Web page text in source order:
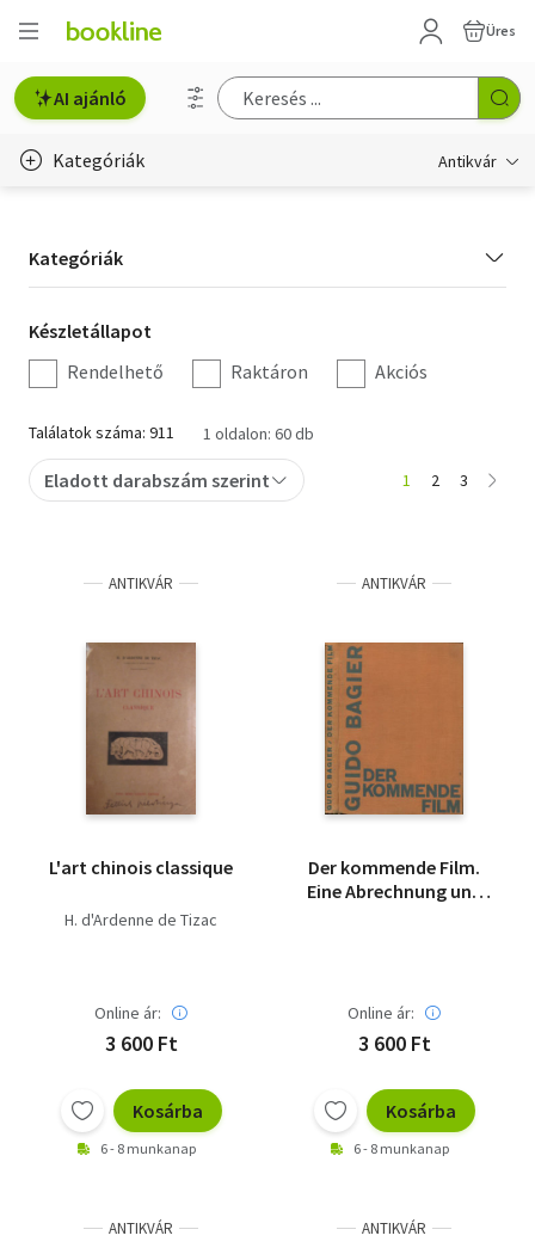
Üres
AI ajánló
Kategóriák Antikvár
Régi képeslap
Életmód, egészség
Erotika
Gyermek- és ifjúsági
Hobbi, szabadidő
Művészet
Történelem
Egyéb
Kategória
szűrés
Kategóriák
Készletállapot
szűrés
Készletállapot
Rendelhető
Raktáron Akciós
Találatok száma: 911 1 oldalon: 60 db
Eladott darabszám szerint 1 2 3
ANTIKVÁR
L'art chinois classique
H. d'Ardenne de Tizac
Online ár:
3 600 Ft
Kosárba
6 - 8 munkanap
ANTIKVÁR
Der kommende Film.
Eine Abrechnung und
Online ár:
3 600 Ft
Kosárba
6 - 8 munkanap
ANTIKVÁR ANTIKVÁR